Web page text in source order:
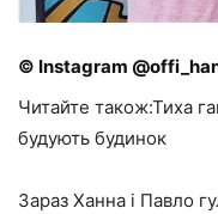
© Instagram
Читайте також:Тиха
будують будинок
Зараз Ханна і Павло